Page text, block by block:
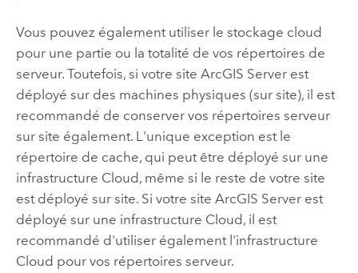
Vous pouvez également utiliser le stockage cloud
pour une partie ou la totalité de vos répertoires de
serveur. Toutefois, si votre site ArcGIS Serverest
déployé sur des machines physiques (sur site), il est
recommandé de conserver vos répertoires serveur
sur site également. L'unique exception est le
répertoire de cache, qui peut être déployé sur une
infrastructure Cloud, même si le reste de votre site
est déployé sur site. Si votre site ArcGIS Serverest
déployé sur une infrastructure Cloud, il est
recommandé d'utiliser également l'infrastructure
Cloud pour vos répertoires serveur.